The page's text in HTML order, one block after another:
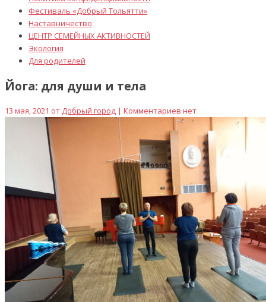
Фестиваль «Добрый Тольятти»
Наставничество
ЦЕНТР СЕМЕЙНЫХ АКТИВНОСТЕЙ
Экология
Для родителей
Йога: для души и тела
13 мая, 2021 от Добрый город | Комментариев нет